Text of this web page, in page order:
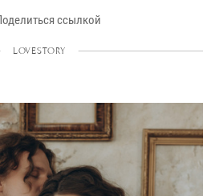
ссылкой
LOVESTORY